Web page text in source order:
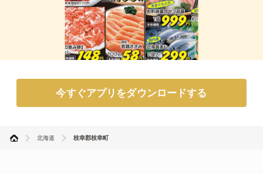
今すぐアプリをダウンロードする
北海道 枝幸郡枝幸町